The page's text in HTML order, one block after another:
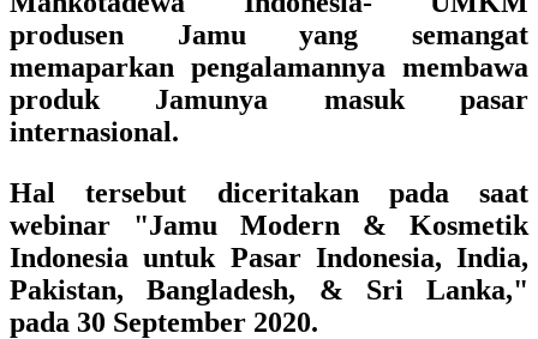
produsen Jamu yang semangat
memaparkan pengalamannya membawa
produk Jamunya masuk pasar
internasional.
Hal tersebut diceritakan pada saat
webinar "Jamu Modern & Kosmetik
Indonesia untuk Pasar Indonesia, India,
Pakistan, Bangladesh, & Sri Lanka,"
pada 30 September 2020.